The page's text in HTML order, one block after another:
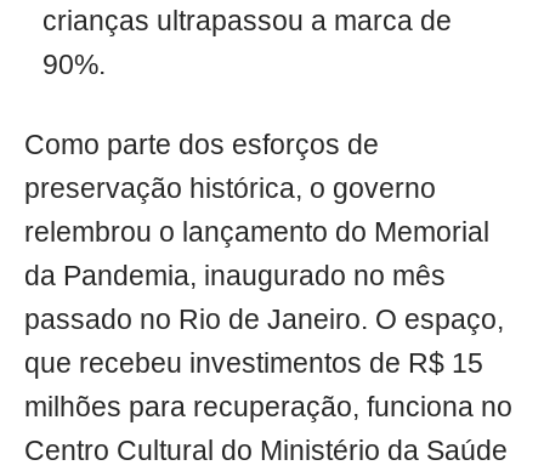
crianças ultrapassou a marca de
90%.
Como parte dos esforços de
preservação histórica, o governo
relembrou o lançamento do Memorial
da Pandemia, inaugurado no mês
passado no Rio de Janeiro. O espaço,
que recebeu investimentos de R$ 15
milhões para recuperação, funciona no
Centro Cultural do Ministério da Saúde